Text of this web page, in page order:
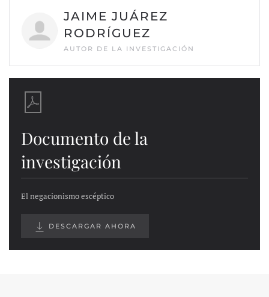
JAIME JUÁREZ
RODRÍGUEZ
AUTOR DE LA INVESTIGACIÓN
Documento de la
investigación
El negacionismo escéptico
DESCARGAR AHORA